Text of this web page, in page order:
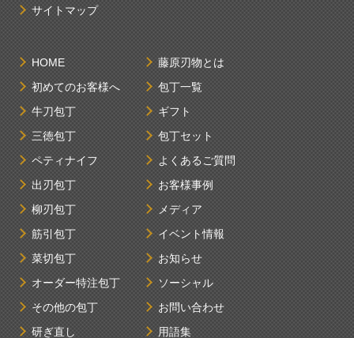
サイトマップ
HOME
初めてのお客様へ
牛刀包丁
三徳包丁
ペティナイフ
出刃包丁
柳刃包丁
筋引包丁
菜切包丁
オーダー特注包丁
その他の包丁
研ぎ直し
藤原刃物とは
包丁一覧
ギフト
包丁セット
よくあるご質問
お客様事例
メディア
イベント情報
お知らせ
ソーシャル
お問い合わせ
用語集